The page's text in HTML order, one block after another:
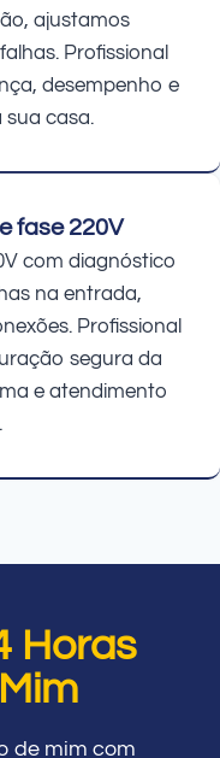
ajustamos
Profissional
desempenho e
casa.
fase 220V
com diagnóstico
na entrada,
Profissional
segura da
e atendimento
Horas
de mim com